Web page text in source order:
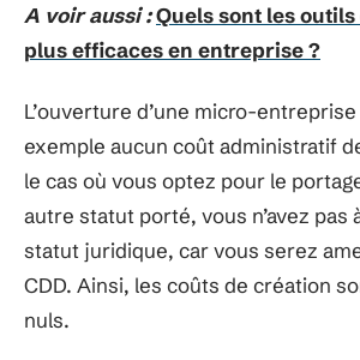
A voir aussi :Quels sont les
plus efficaces en entreprise ?
L’ouverture d’une micro-entreprise
exemple aucun coût administratif
le cas où vous optez pour le
autre statut porté, vous n’avez pas
statut juridique, car vous serez
CDD. Ainsi, les coûts de création
nuls.